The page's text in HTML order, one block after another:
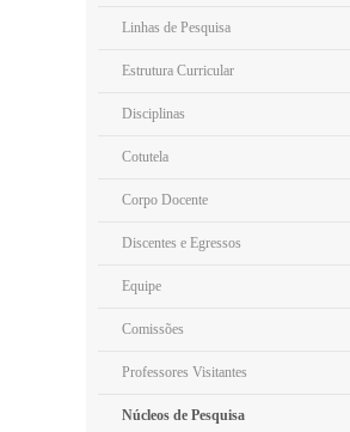
Linhas de Pesquisa
Estrutura Curricular
Disciplinas
Cotutela
Corpo Docente
Discentes e Egressos
Equipe
Comissões
Professores Visitantes
Núcleos de Pesquisa